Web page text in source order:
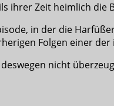
ihrer Zeit heimlich die
in der die
Folgen einer
nicht